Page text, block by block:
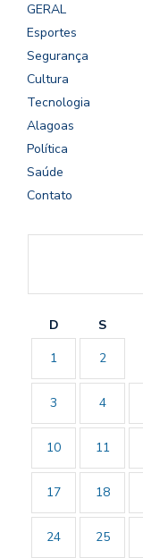
GERAL
Esportes
Segurança
Cultura
Tecnologia
Alagoas
Política
Saúde
Contato
D S
1
2
3 4
10 11
17 18
24 25